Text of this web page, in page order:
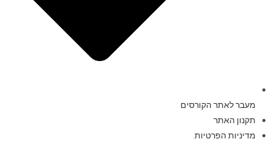
מעבר לאתר הקורסים
תקנון האתר
מדיניות הפרטיות